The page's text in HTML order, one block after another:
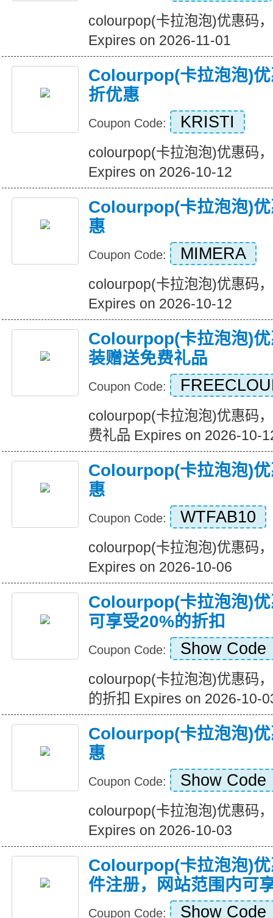
colourpop(卡拉泡泡)优惠码
Expires on 2026-11-01
Colourpop(卡拉泡泡)
折优惠
Coupon Code: KRISTI
colourpop(卡拉泡泡)优惠码
Expires on 2026-10-12
Colourpop(卡拉泡泡)
惠
Coupon Code: MIMERA
colourpop(卡拉泡泡)优惠码
Expires on 2026-10-12
Colourpop(卡拉泡泡)
装赠送免费礼品
Coupon Code:
colourpop(卡拉泡泡)优惠码
费礼品 Expires on 2026-10-
Colourpop(卡拉泡泡)
惠
Coupon Code: WTFAB10
colourpop(卡拉泡泡)优惠码
Expires on 2026-10-06
Colourpop(卡拉泡泡)
可享受20%的折扣
Coupon Code: Show Code
colourpop(卡拉泡泡)优惠码
的折扣 Expires on 2026-10-
Colourpop(卡拉泡泡)
惠
Coupon Code: Show Code
colourpop(卡拉泡泡)优惠码
Expires on 2026-10-03
Colourpop(卡拉泡泡)
件注册，网站范围内可
Coupon Code: Show Code